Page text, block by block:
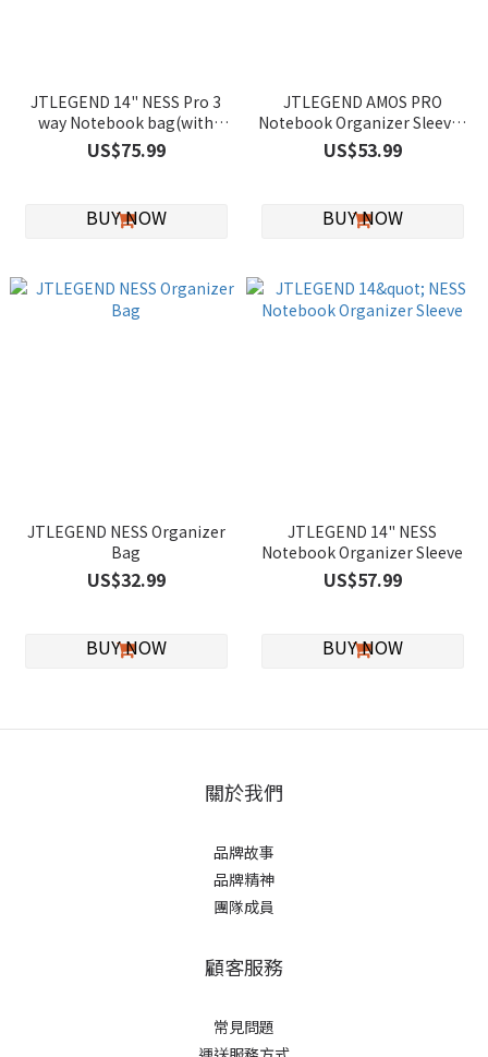
JTLEGEND 14" NESS Pro 3
way Notebook bag(with
strap)
US$75.99
JTLEGEND AMOS PRO
Notebook Organizer Sleeve-
Black Sea
US$53.99
JTLEGEND NESS Organizer
Bag
US$32.99
JTLEGEND 14" NESS
Notebook Organizer Sleeve
US$57.99
關於我們
品牌故事
品牌精神
團隊成員
顧客服務
常見問題